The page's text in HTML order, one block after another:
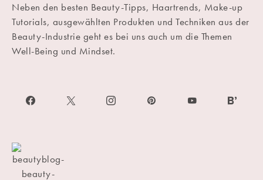
Neben den besten Beauty-Tipps, Haartrends, Make-up
Tutorials, ausgewählten Produkten und Techniken aus der
Beauty-Industrie geht es bei uns auch um die Themen
Well-Being und Mindset.